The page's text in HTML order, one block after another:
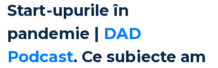
Start-upurile în
pandemie | DAD
Podcast. Ce subiecte am